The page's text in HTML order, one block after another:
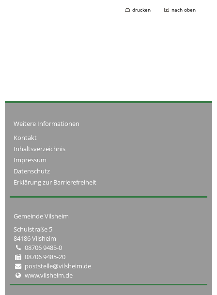
drucken nach oben
Weitere Informationen
Kontakt
Inhaltsverzeichnis
Impressum
Datenschutz
Erklärung zur Barrierefreiheit
Gemeinde Vilsheim
Schulstraße 5
84186 Vilsheim
08706 9485-0
08706 9485-20
poststelle@vilsheim.de
www.vilsheim.de